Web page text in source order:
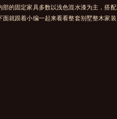
的固定家具多数以浅色混水漆为主，搭配
面就跟着小编一起来看看整套别墅整木家装